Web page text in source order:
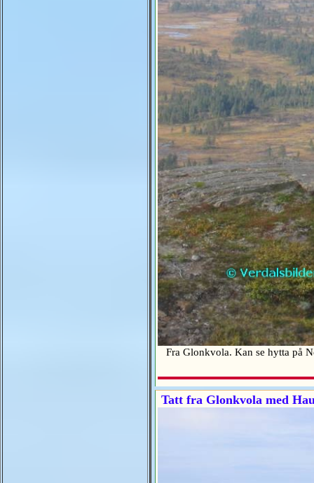
Fra Glonkvola. Kan se hytta på
Tatt fra Glonkvola med